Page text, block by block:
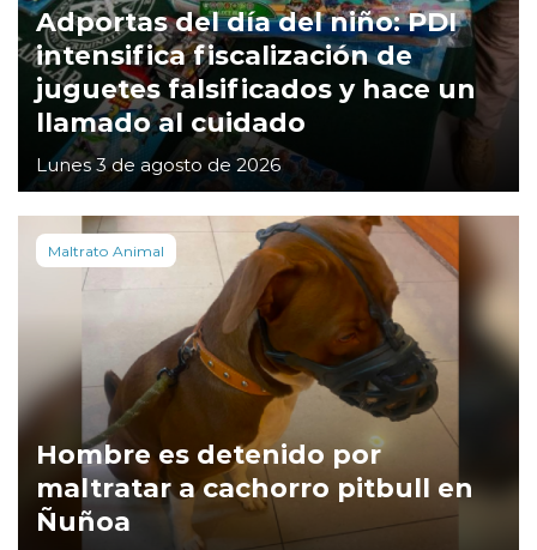
Adportas del día del niño: PDI
intensifica fiscalización de
juguetes falsificados y hace un
llamado al cuidado
Lunes 3 de agosto de 2026
Maltrato Animal
Hombre es detenido por
maltratar a cachorro pitbull en
Ñuñoa